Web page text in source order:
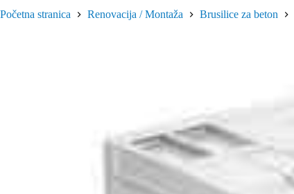
Početna stranica Renovacija / Montaža Brusilice za beton